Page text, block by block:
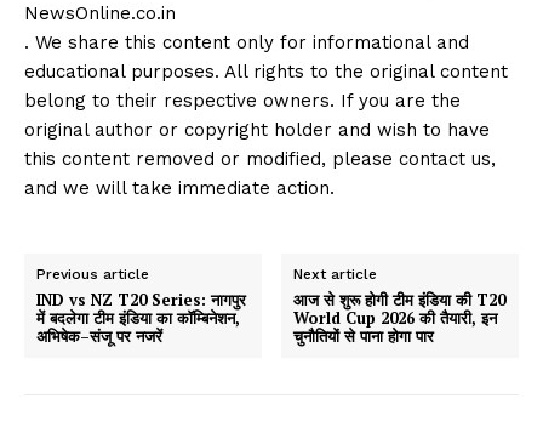
NewsOnline.co.in
. We share this content only for informational and
educational purposes. All rights to the original content
belong to their respective owners. If you are the
original author or copyright holder and wish to have
this content removed or modified, please contact us,
and we will take immediate action.
Previous article
IND vs NZ T20 Series: नागपुर
में बदलेगा टीम इंडिया का कॉम्बिनेशन,
अभिषेक–संजू पर नजरें
Next article
आज से शुरू होगी टीम इंडिया की T20
World Cup 2026 की तैयारी, इन
चुनौतियों से पाना होगा पार